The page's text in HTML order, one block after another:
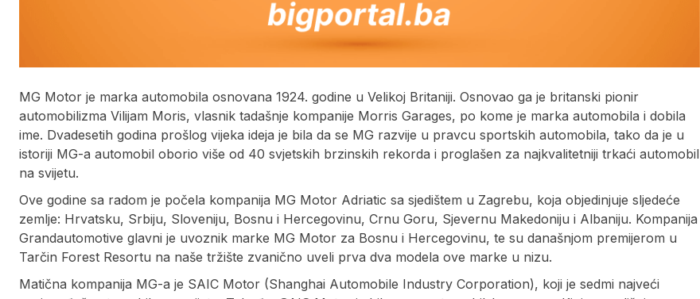
MG Motor je marka automobila osnovana 1924. godine u Velikoj Britaniji. Osnovao ga je britanski pionir
automobilizma Vilijam Moris, vlasnik tadašnje kompanije Morris Garages, po kome je marka automobila i dobila
ime. Dvadesetih godina prošlog vijeka ideja je bila da se MG razvije u pravcu sportskih automobila, tako da je u
istoriji MG-a automobil oborio više od 40 svjetskih brzinskih rekorda i proglašen za najkvalitetniji trkaći automobil
na svijetu.
Ove godine sa radom je počela kompanija MG Motor Adriatic sa sjedištem u Zagrebu, koja objedinjuje sljedeće
zemlje: Hrvatsku, Srbiju, Sloveniju, Bosnu i Hercegovinu, Crnu Goru, Sjevernu Makedoniju i Albaniju. Kompanija
Grandautomotive glavni je uvoznik marke MG Motor za Bosnu i Hercegovinu, te su današnjom premijerom u
Tarčin Forest Resortu na naše tržište zvanično uveli prva dva modela ove marke u nizu.
Matična kompanija MG-a je SAIC Motor (Shanghai Automobile Industry Corporation), koji je sedmi najveći